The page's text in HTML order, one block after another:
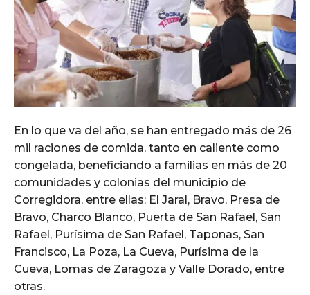
En lo que va del año, se han entregado más de 26
mil raciones de comida, tanto en caliente como
congelada, beneficiando a familias en más de 20
comunidades y colonias del municipio de
Corregidora, entre ellas: El Jaral, Bravo, Presa de
Bravo, Charco Blanco, Puerta de San Rafael, San
Rafael, Purísima de San Rafael, Taponas, San
Francisco, La Poza, La Cueva, Purísima de la
Cueva, Lomas de Zaragoza y Valle Dorado, entre
otras.